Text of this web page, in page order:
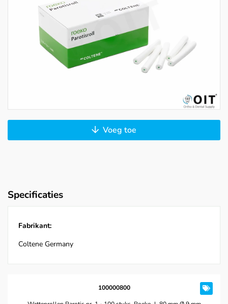
Voeg toe
Specificaties
Fabrikant:
Coltene Germany
100000800